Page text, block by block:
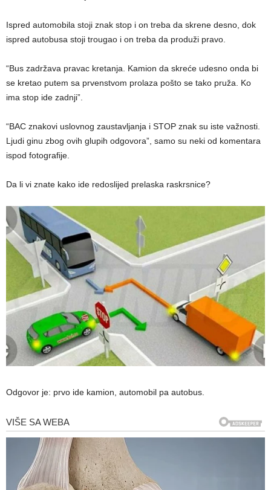
Ispred automobila stoji znak stop i on treba da skrene desno, dok
ispred autobusa stoji trougao i on treba da produži pravo.
“Bus zadržava pravac kretanja. Kamion da skreće udesno onda bi
se kretao putem sa prvenstvom prolaza pošto se tako pruža. Ko
ima stop ide zadnji”.
“BAC znakovi uslovnog zaustavljanja i STOP znak su iste važnosti.
Ljudi ginu zbog ovih glupih odgovora”, samo su neki od komentara
ispod fotografije.
Da li vi znate kako ide redoslijed prelaska raskrsnice?
Odgovor je: prvo ide kamion, automobil pa autobus.